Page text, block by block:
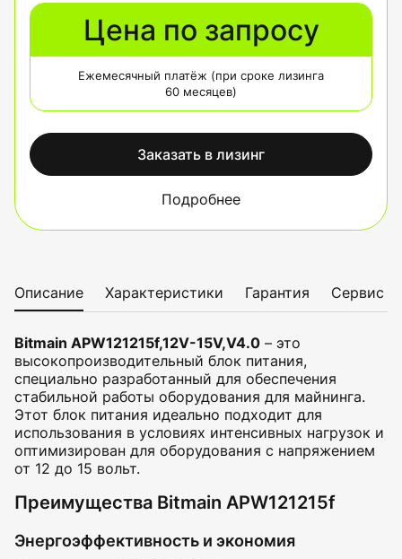
Цена по запросу
Ежемесячный платёж (при сроке лизинга
60 месяцев)
Заказать в лизинг
Подробнее
Описание Характеристики Гарантия Сервис
Bitmain APW121215f,12V-15V,V4.0 – это
высокопроизводительный блок питания,
специально разработанный для обеспечения
стабильной работы оборудования для майнинга.
Этот блок питания идеально подходит для
использования в условиях интенсивных нагрузок и
оптимизирован для оборудования с напряжением
от 12 до 15 вольт.
Преимущества Bitmain APW121215f
Энергоэффективность и экономия